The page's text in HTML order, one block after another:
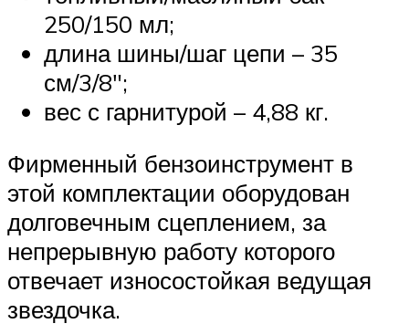
250/150 мл;
длина шины/шаг цепи – 35
см/3/8″;
вес с гарнитурой – 4,88 кг.
Фирменный бензоинструмент в
этой комплектации оборудован
долговечным сцеплением, за
непрерывную работу которого
отвечает износостойкая ведущая
звездочка.